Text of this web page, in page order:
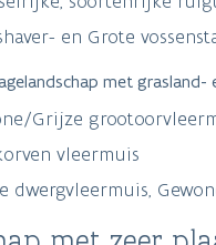
en Grote
met grasland-
Grijze
vleermuis
dwergvleermuis,